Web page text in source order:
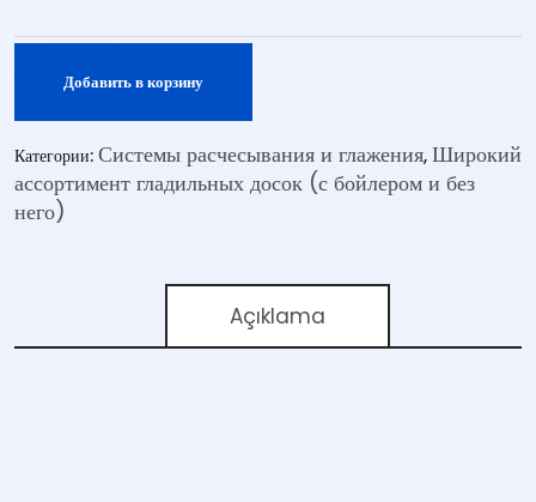
Добавить в корзину
Категории: Системы расчесывания и глажения, Широкий
ассортимент гладильных досок (с бойлером и без
него)
Açıklama